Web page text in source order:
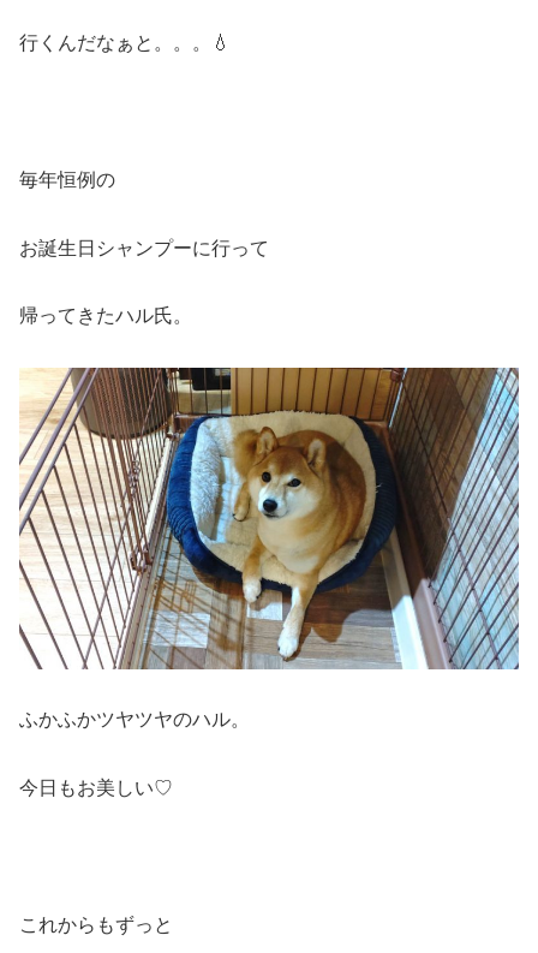
行くんだなぁと。。。💧
毎年恒例の
お誕生日シャンプーに行って
帰ってきたハル氏。
ふかふかツヤツヤのハル。
今日もお美しい♡
これからもずっと